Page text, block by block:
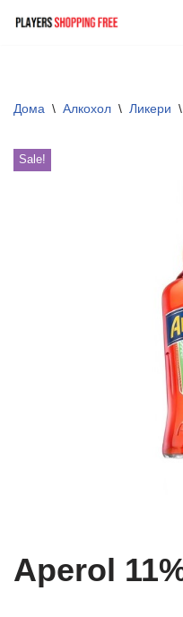
Дома \ Алкохол \ Ликери \
Sale!
Aperol